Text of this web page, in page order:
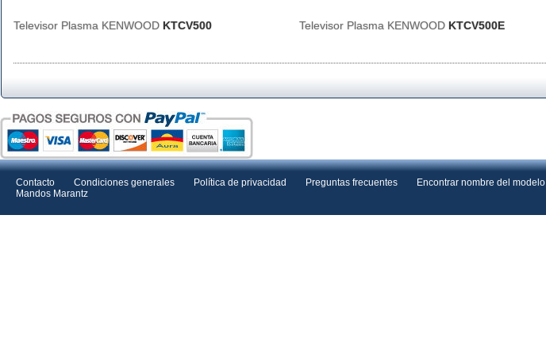
Televisor Plasma KENWOOD KTCV500 Televisor Plasma KENWOOD KTCV500E
Contacto Condiciones generales Política de privacidad Preguntas frecuentes Encontrar nombre del modelo
Mandos Marantz